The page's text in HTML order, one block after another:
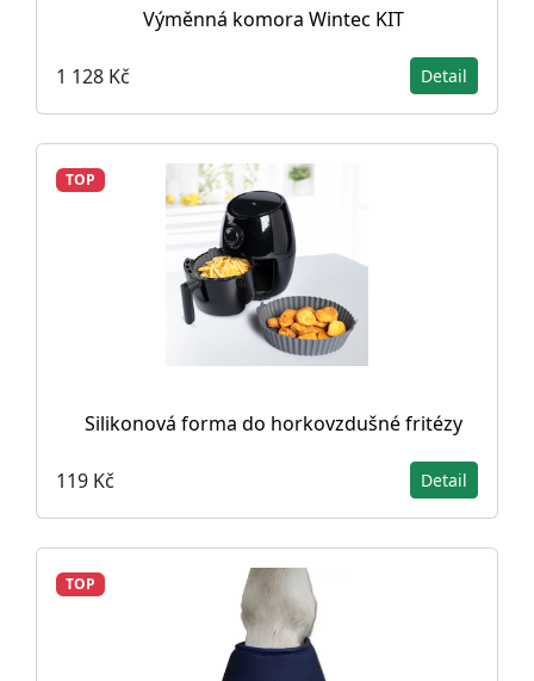
Výměnná komora Wintec KIT
1 128 Kč Detail
TOP
Silikonová forma do horkovzdušné fritézy
119 Kč Detail
TOP